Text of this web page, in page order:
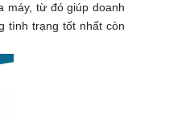
máy, từ đó giúp doanh
tình trạng tốt nhất còn